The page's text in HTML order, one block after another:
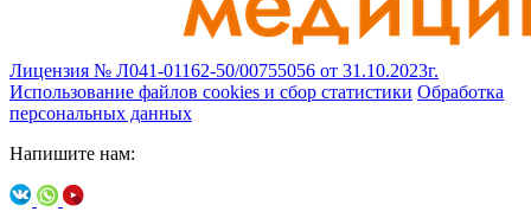
Лицензия № Л041-01162-50/00755056 от 31.10.2023г.
Использование файлов cookies и сбор статистики Обработка
персональных данных
Напишите нам: